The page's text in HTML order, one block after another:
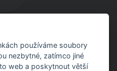
manuály
i praktickými ukázkami
používáme soubory
nezbytné, zatímco jiné
web a poskytnout větší